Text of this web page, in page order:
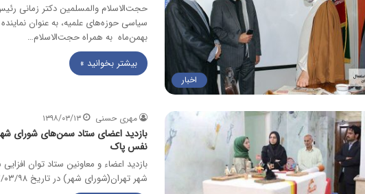
اخبار
حجت‌الاسلام­ والمسلمین دکتر زمانی
بهمن‌ماه به همراه حجت‌الاسلام…
بیشتر بخوانید »
مهری حسنی ۱۳۹۸/۰۳/۱۳
بازدید اعضای ستاد سمن‌های شورای شهر
نفس پاک
بازدید اعضاء و معاونین ستاد توان
شهر تهران(شورای شهر) در تاریخ ۱۲/۰۳/۹۸ از جمعیت مبارزه…